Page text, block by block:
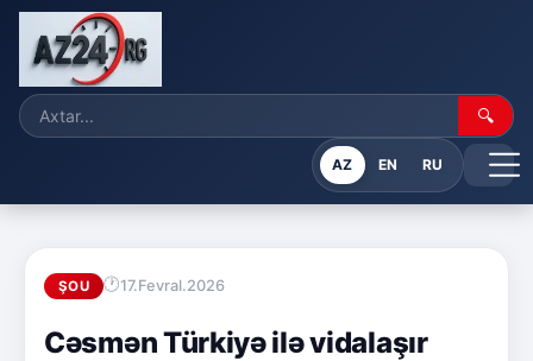
🔍
AZ EN RU
ŞOU 17.Fevral.2026
Cəsmən Türkiyə ilə vidalaşır